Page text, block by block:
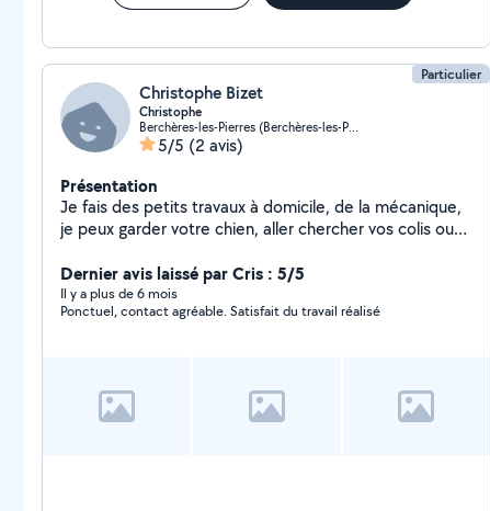
Particulier
Christophe Bizet
Christophe
Berchères-les-Pierres (Berchères-les-Pierres)
5/5 (2 avis)
Présentation
Je fais des petits travaux à domicile, de la mécanique,
je peux garder votre chien, aller chercher vos colis ou
jours
Dernier avis laissé par Cris : 5/5
Il y a plus de 6 mois
Ponctuel, contact agréable. Satisfait du travail réalisé